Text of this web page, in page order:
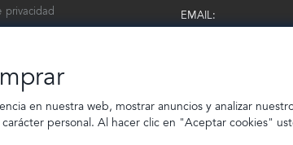
privacidad
EMAIL:
en nuestra web, mostrar anuncios y analizar
personal. Al hacer clic en "Aceptar cookies"